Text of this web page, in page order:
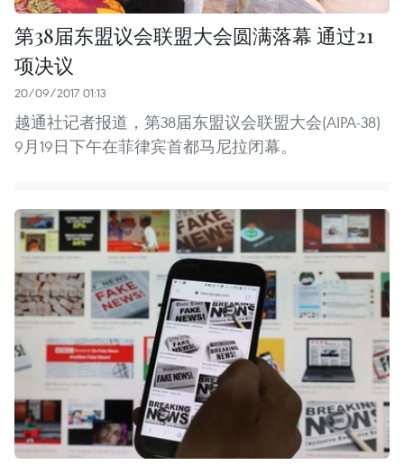
第38届东盟议会联盟大会圆满落幕 通过21
项决议
20/09/2017 01:13
越通社记者报道，第38届东盟议会联盟大会(AIPA-38)
9月19日下午在菲律宾首都马尼拉闭幕。